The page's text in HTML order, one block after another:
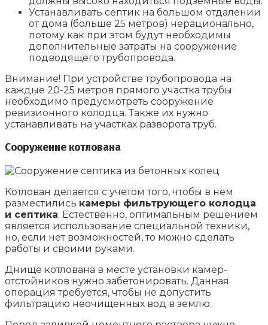
Устанавливать септик на большом отдалении
от дома (больше 25 метров) нерационально,
потому как при этом будут необходимы
дополнительные затраты на сооружение
подводящего трубопровода.
Внимание! При устройстве трубопровода на
каждые 20-25 метров прямого участка трубы
необходимо предусмотреть сооружение
ревизионного колодца. Также их нужно
устанавливать на участках разворота труб.
Сооружение котлована
Котлован делается с учетом того, чтобы в нем
разместились камеры фильтрующего колодца
и септика. Естественно, оптимальным решением
является использование специальной техники,
но, если нет возможностей, то можно сделать
работы и своими руками.
Днище котлована в месте установки камер-
отстойников нужно забетонировать. Данная
операция требуется, чтобы не допустить
фильтрацию неочищенных вод в землю.